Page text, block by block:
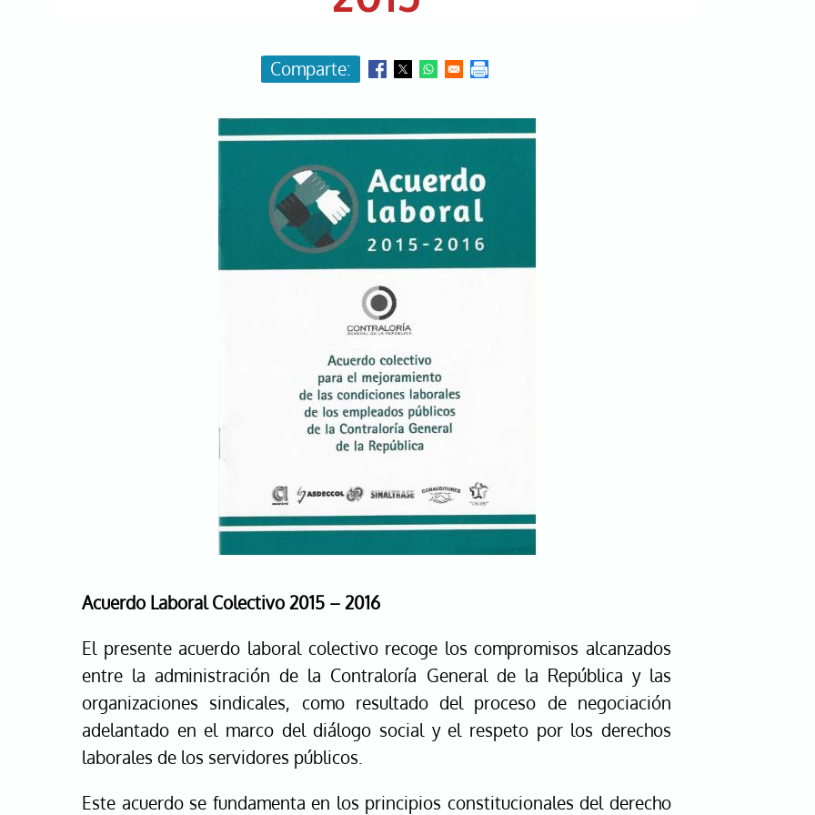
Acuerdo Laboral Colectivo 2015 – 2016
El presente acuerdo laboral colectivo recoge los compromisos alcanzados
entre la administración de la Contraloría General de la República y las
organizaciones sindicales, como resultado del proceso de negociación
adelantado en el marco del diálogo social y el respeto por los derechos
laborales de los servidores públicos.
Este acuerdo se fundamenta en los principios constitucionales del derecho